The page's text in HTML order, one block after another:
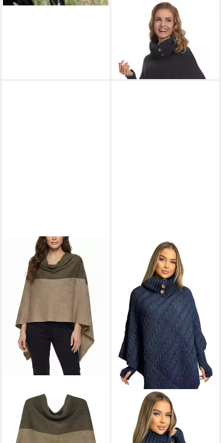
MERRY STYLE
Strickponcho
Damen Poncho M83N4
UVP71,99 €